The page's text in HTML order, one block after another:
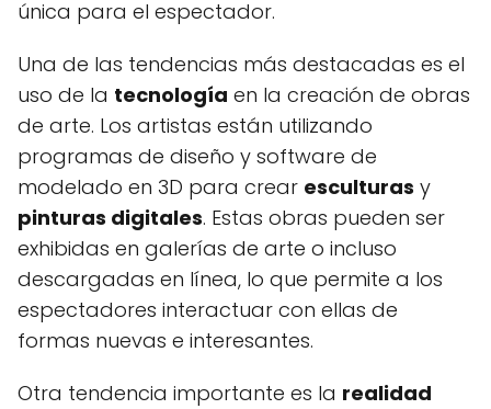
única para el espectador.
Una de las tendencias más destacadas es el
uso de la tecnología en la creación de obras
de arte. Los artistas están utilizando
programas de diseño y software de
modelado en 3D para crear esculturas y
pinturas digitales. Estas obras pueden ser
exhibidas en galerías de arte o incluso
descargadas en línea, lo que permite a los
espectadores interactuar con ellas de
formas nuevas e interesantes.
Otra tendencia importante es la realidad